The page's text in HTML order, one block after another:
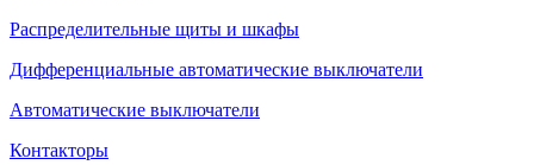
Распределительные щиты и шкафы
Дифференциальные автоматические выключатели
Автоматические выключатели
Контакторы